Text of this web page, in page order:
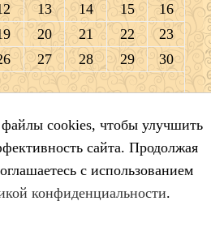
13 14 15
16
20 21 22
23
27 28 29
30
ПО САЙТУ
cookies, чтобы улучшить
сайта. Продолжая
с использованием
конфиденциальности.